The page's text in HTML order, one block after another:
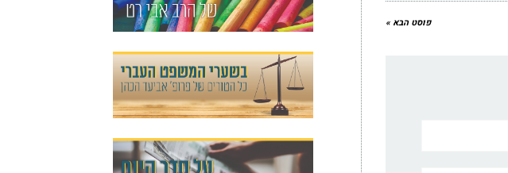
פוסט הבא »